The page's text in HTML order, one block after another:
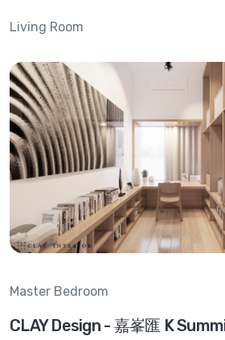
Living Room
Master Bedroom
CLAY Design - 嘉峯匯 K